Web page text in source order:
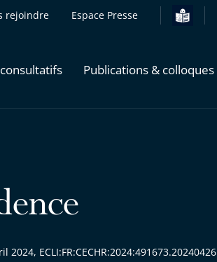
rejoindre Espace Presse
Publications & colloques
ECLI:FR:CECHR:2024:491673.20240426